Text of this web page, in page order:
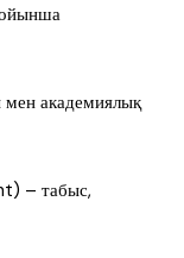
академиялық
– табыс,